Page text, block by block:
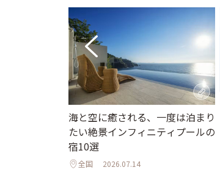
海と空に癒される、一度は泊まり
たい絶景インフィニティプールの
宿10選
全国 2026.07.14